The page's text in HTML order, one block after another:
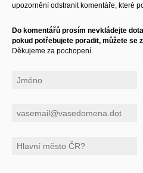
upozornění odstranit komentáře, které
Do komentářů prosím nevkládejte
pokud potřebujete poradit, můžete se
Děkujeme za pochopení.